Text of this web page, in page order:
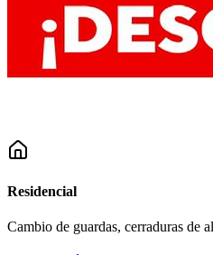
Residencial
Cambio de guardas, cerraduras de